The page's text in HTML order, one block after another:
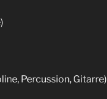
Percussion, Gitarre)